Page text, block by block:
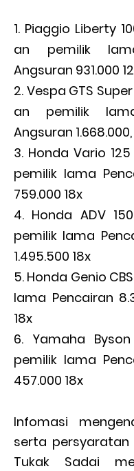
Piaggio Liberty
an pemilik
Angsuran 931.000
Vespa GTS Super
an pemilik lama
Angsuran 1.668.000,
Honda Vario 125
pemilik lama
759.000 18x
Honda ADV
pemilik lama
1.495.500 18x
Honda Genio
lama Pencairan
18x
Yamaha Byson
pemilik lama
457.000 18x
Infomasi
serta persyaratan
Tukak Sadai